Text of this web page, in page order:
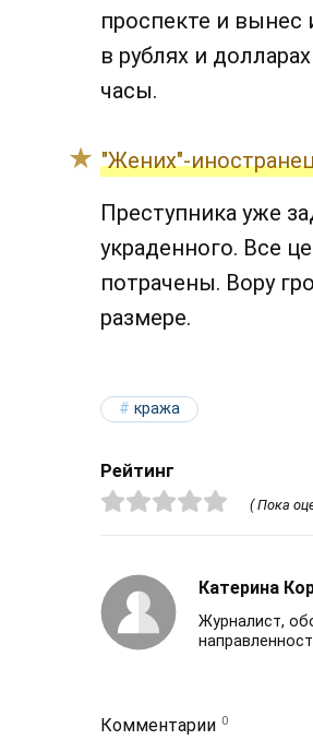
проспекте и вынес
в рублях и
часы.
"Жених"-
Преступника уже
украденного. Все
потрачены. Вору
размере.
кража
Рейтинг
( Пока
Катерина
Журналист,
Комментарии 0